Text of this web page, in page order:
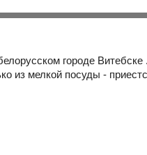
городе
из мелкой посуды -